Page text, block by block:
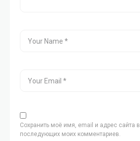
Сохранить моё имя, email и адрес сайта
последующих моих комментариев.